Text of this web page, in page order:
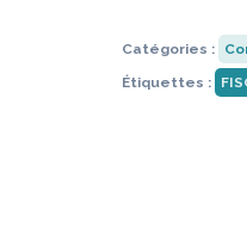
Catégories :
Étiquettes :